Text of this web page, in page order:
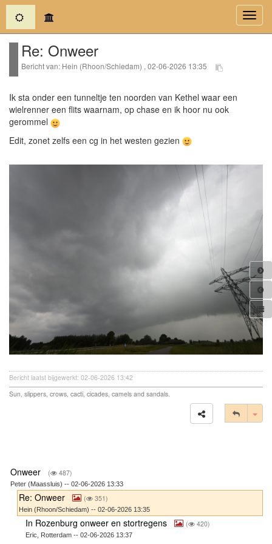
(current)
Re: Onweer
Bericht van: Hein (Rhoon/Schiedam) , 02-06-2026 13:35
Ik sta onder een tunneltje ten noorden van Kethel waar een
wielrenner een flits waarnam, op chase en ik hoor nu ook
gerommel
Edit, zonet zelfs een cg in het westen gezien
Bericht laatst bijgewerkt: 02-06-2026 13:42
Sun, slippers, crows, cacti, cicades, camels and sandals.
Onweer ( 487)
Peter (Maassluis) -- 02-06-2026 13:33
Re: Onweer ( 351)
Hein (Rhoon/Schiedam) -- 02-06-2026 13:35
In Rozenburg onweer en stortregens ( 420)
Eric, Rotterdam -- 02-06-2026 13:37